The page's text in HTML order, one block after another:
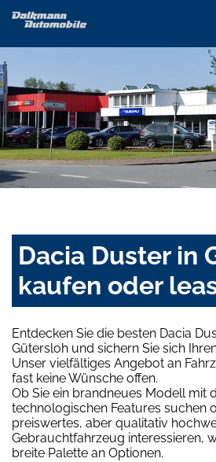
Dacia Duster in
kaufen oder
Entdecken Sie die besten Dacia
Gütersloh und sichern Sie sich
Unser vielfältiges Angebot an
fast keine Wünsche offen.
Ob Sie ein brandneues Modell mit
technologischen Features suchen
preiswertes, aber qualitativ
Gebrauchtfahrzeug interessieren,
breite Palette an Optionen.